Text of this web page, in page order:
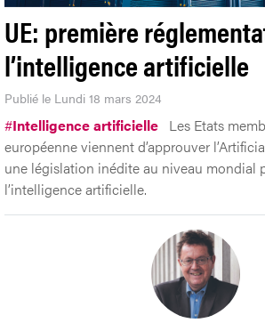
UE: première
l’intelligence artificielle
Publié le Lundi 18 mars 2024
#Intelligence artificielle Les Etats
européenne viennent d’approuver
une législation inédite au niveau mondial
l’intelligence artificielle.